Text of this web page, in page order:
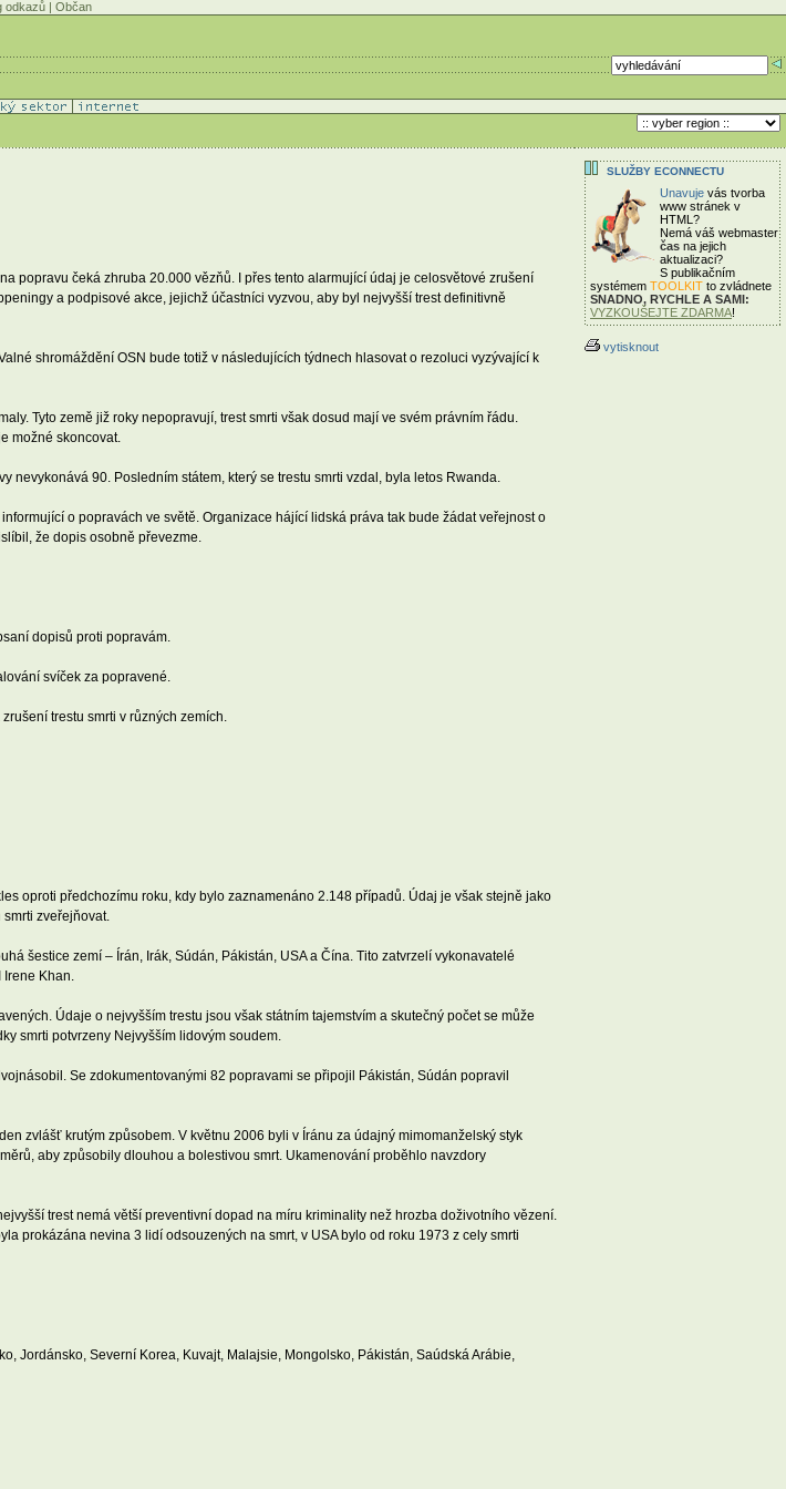
odkazů | Občan
popravu čeká zhruba 20.000 vězňů. I přes tento alarmující údaj je celosvětové zrušení
a podpisové akce, jejichž účastníci vyzvou, aby byl nejvyšší trest definitivně
shromáždění OSN bude totiž v následujících týdnech hlasovat o rezoluci vyzývající k
Tyto země již roky nepopravují, trest smrti však dosud mají ve svém právním řádu.
možné skoncovat.
90. Posledním státem, který se trestu smrti vzdal, byla letos Rwanda.
o popravách ve světě. Organizace hájící lidská práva tak bude žádat veřejnost o
že dopis osobně převezme.
dopisů proti popravám.
svíček za popravené.
trestu smrti v různých zemích.
oproti předchozímu roku, kdy bylo zaznamenáno 2.148 případů. Údaj je však stejně jako
zveřejňovat.
šestice zemí – Írán, Irák, Súdán, Pákistán, USA a Čína. Tito zatvrzelí vykonavatelé
Khan.
Údaje o nejvyšším trestu jsou však státním tajemstvím a skutečný počet se může
smrti potvrzeny Nejvyšším lidovým soudem.
Se zdokumentovanými 82 popravami se připojil Pákistán, Súdán popravil
zvlášť krutým způsobem. V květnu 2006 byli v Íránu za údajný mimomanželský styk
aby způsobily dlouhou a bolestivou smrt. Ukamenování proběhlo navzdory
trest nemá větší preventivní dopad na míru kriminality než hrozba doživotního vězení.
prokázána nevina 3 lidí odsouzených na smrt, v USA bylo od roku 1973 z cely smrti
Jordánsko, Severní Korea, Kuvajt, Malajsie, Mongolsko, Pákistán, Saúdská Arábie,
SLUŽBY ECONNECTU
Unavuje vás tvorba
www stránek v
HTML?
Nemá váš webmaster
čas na jejich
aktualizaci?
S publikačním
systémem TOOLKIT to zvládnete
SNADNO, RYCHLE A SAMI:
VYZKOUŠEJTE ZDARMA!
vytisknout